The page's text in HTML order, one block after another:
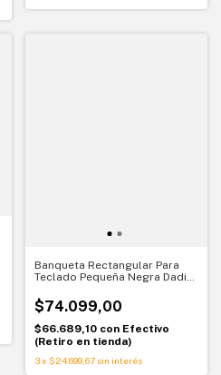
Banqueta Rectangular Para
Teclado Pequeña Negra Dadi
$74.099,00
$66.689,10 con Efectivo
(Retiro en tienda)
3 x $24.699,67 sin interés